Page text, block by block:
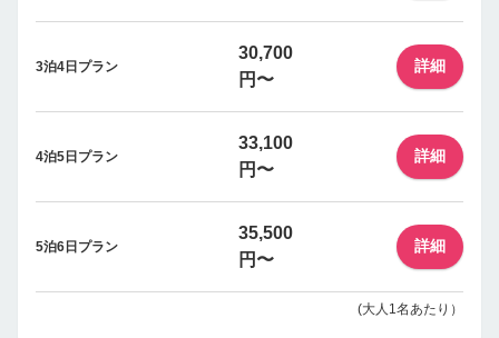
3泊4日プラン
30,700
円〜
詳細
4泊5日プラン
33,100
円〜
詳細
5泊6日プラン
35,500
円〜
詳細
(大人1名あたり）